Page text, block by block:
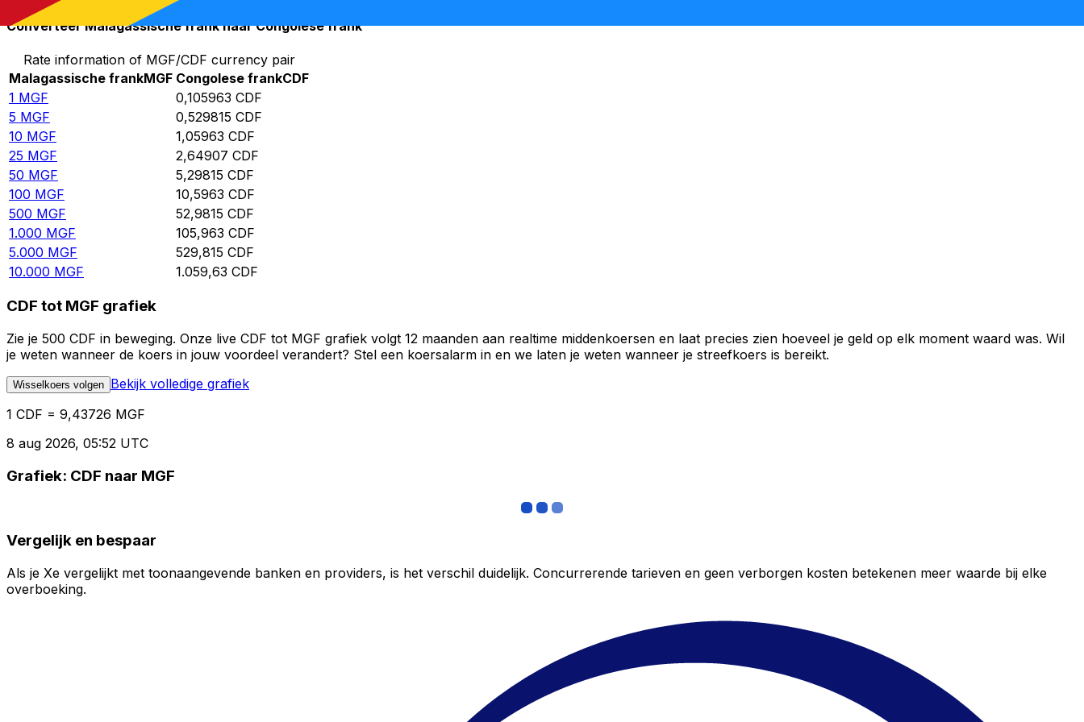
Converteer Malagassische frank naar Congolese frank
Rate information of MGF/CDF currency pair
Malagassische frankMGF Congolese frankCDF
1 MGF 0,105963 CDF
5 MGF 0,529815 CDF
10 MGF 1,05963 CDF
25 MGF 2,64907 CDF
50 MGF 5,29815 CDF
100 MGF 10,5963 CDF
500 MGF 52,9815 CDF
1.000 MGF 105,963 CDF
5.000 MGF 529,815 CDF
10.000 MGF 1.059,63 CDF
CDF tot MGF grafiek
Zie je 500 CDF in beweging. Onze live CDF tot MGF grafiek volgt 12 maanden aan realtime middenkoersen en laat precies zien hoeveel je geld op elk moment waard was. Wil
je weten wanneer de koers in jouw voordeel verandert? Stel een koersalarm in en we laten je weten wanneer je streefkoers is bereikt.
Wisselkoers volgen Bekijk volledige grafiek
1 CDF = 9,43726 MGF
8 aug 2026, 05:52 UTC
Grafiek: CDF naar MGF
Vergelijk en bespaar
Als je Xe vergelijkt met toonaangevende banken en providers, is het verschil duidelijk. Concurrerende tarieven en geen verborgen kosten betekenen meer waarde bij elke
overboeking.